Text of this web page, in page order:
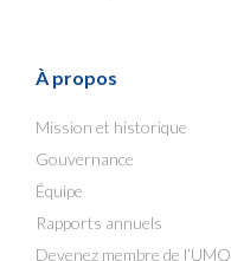
À propos
Mission et historique
Gouvernance
Équipe
Rapports annuels
Devenez membre de l’UMQ